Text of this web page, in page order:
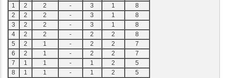
1
2 2 - 3 1
8
2
2 2 - 3 1
8
3
2 2 - 3 1
8
4
2 2 - 2 2
8
5
2 1 - 2 2
7
6
2 1 - 2 2
7
7
1 1 - 1 2
5
8
1 1 - 1 2
5